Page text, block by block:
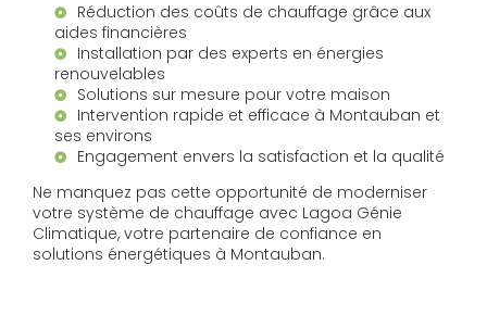
Réduction des coûts de chauffage grâce aux
aides financières
Installation par des experts en énergies
renouvelables
Solutions sur mesure pour votre maison
Intervention rapide et efficace à Montauban et
ses environs
Engagement envers la satisfaction et la qualité
Ne manquez pas cette opportunité de moderniser
votre système de chauffage avec Lagoa Génie
Climatique, votre partenaire de confiance en
solutions énergétiques à Montauban.